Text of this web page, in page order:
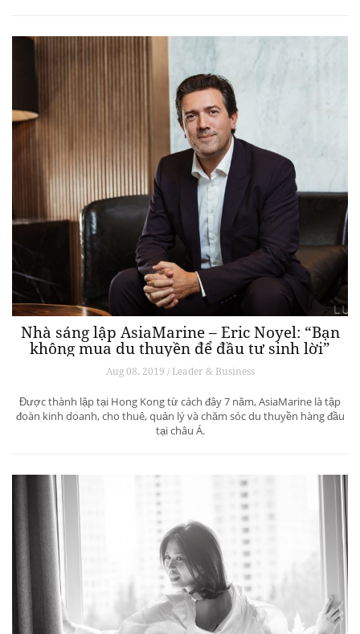
Nhà sáng lập AsiaMarine – Eric Noyel: “Bạn
không mua du thuyền để đầu tư sinh lời”
Aug 08, 2019 / Leader & Business
Được thành lập tại Hong Kong từ cách đây 7 năm, AsiaMarine là tập
đoàn kinh doanh, cho thuê, quản lý và chăm sóc du thuyền hàng đầu
tại châu Á.